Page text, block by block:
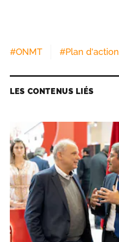
#ONMT #Plan d'action
LES CONTENUS LIÉS